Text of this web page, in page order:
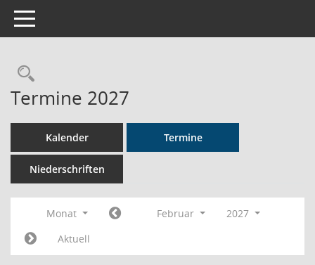
Toggle navigation
Rechercheauswahl
Termine 2027
Kalender Termine
Niederschriften
Monat Februar
2027
Aktuell